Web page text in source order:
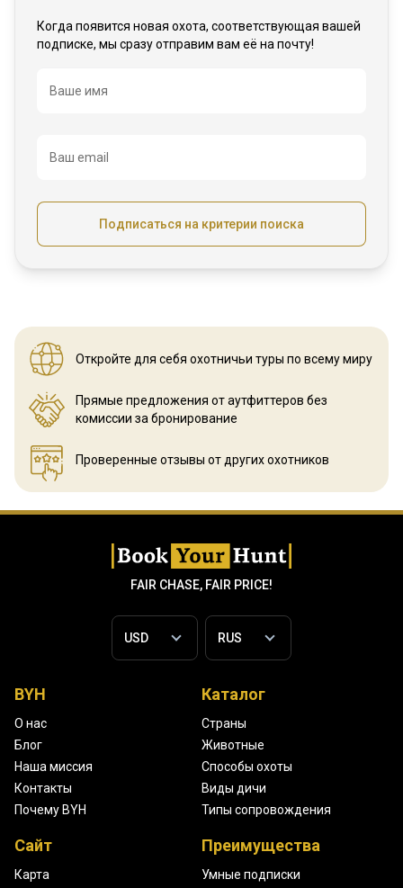
Когда появится новая охота, соответствующая вашей
подписке, мы сразу отправим вам её на почту!
Название
Ваше имя
Ваш email
Подписаться на критерии поиска
Откройте для себя охотничьи туры по всему миру
Прямые предложения от аутфиттеров без
комиссии за бронирование
Проверенные отзывы от других охотников
FAIR CHASE, FAIR PRICE!
BYH
О нас
Блог
Наша миссия
Контакты
Почему BYH
Каталог
Страны
Животные
Способы охоты
Виды дичи
Типы сопровождения
Сайт
Карта
Преимущества
Умные подписки